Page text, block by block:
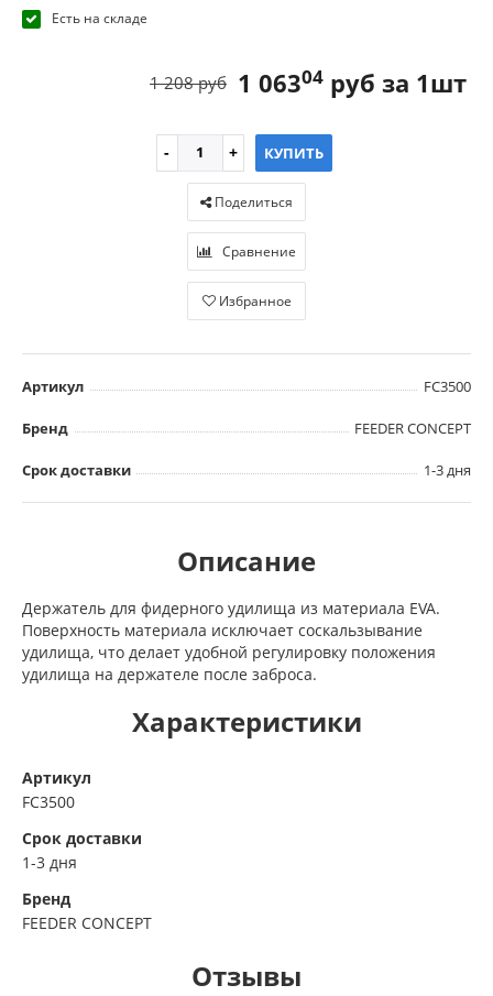
Есть на складе
1 06304 руб за 1шт
1 208 руб
КУПИТЬ
Поделиться
Сравнение
Избранное
Артикул FC3500
Бренд FEEDER CONCEPT
Срок доставки 1-3 дня
Описание
Держатель для фидерного удилища из материала EVA.
Поверхность материала исключает соскальзывание
удилища, что делает удобной регулировку положения
удилища на держателе после заброса.
Характеристики
Артикул
FC3500
Срок доставки
1-3 дня
Бренд
FEEDER CONCEPT
Отзывы